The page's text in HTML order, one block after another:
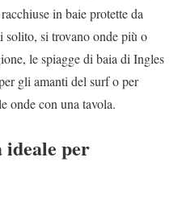
in baie protette da
si trovano onde più o
le spiagge di baia di Ingles
gli amanti del surf o per
onde con una tavola.
ideale per